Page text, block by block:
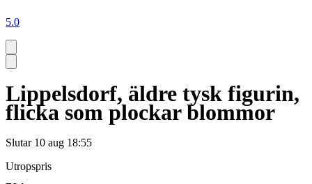
5.0
Lippelsdorf, äldre tysk figurin,
flicka som plockar blommor
Slutar 10 aug 18:55
Utropspris